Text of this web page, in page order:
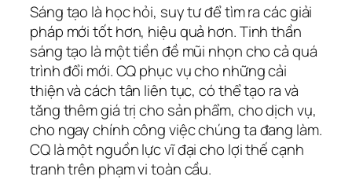
Sáng tạo là học hỏi, suy tư để tìm ra các giải
pháp mới tốt hơn, hiệu quả hơn. Tinh thần
sáng tạo là một tiền đề mũi nhọn cho cả quá
trình đổi mới. CQ phục vụ cho những cải
thiện và cách tân liên tục, có thể tạo ra và
tăng thêm giá trị cho sản phẩm, cho dịch vụ,
cho ngay chính công việc chúng ta đang làm.
CQ là một nguồn lực vĩ đại cho lợi thế cạnh
tranh trên phạm vi toàn cầu.